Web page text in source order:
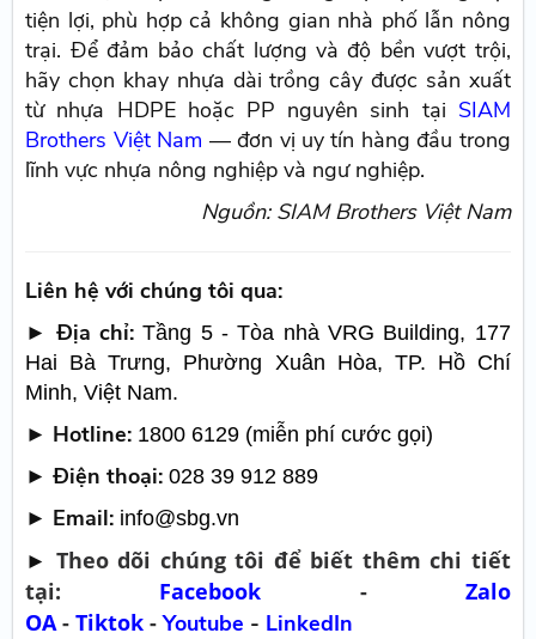
tiện lợi, phù hợp cả không gian nhà phố lẫn nông
trại. Để đảm bảo chất lượng và độ bền vượt trội,
hãy chọn khay nhựa dài trồng cây được sản xuất
từ nhựa HDPE hoặc PP nguyên sinh tại SIAM
Brothers Việt Nam — đơn vị uy tín hàng đầu trong
lĩnh vực nhựa nông nghiệp và ngư nghiệp.
Nguồn: SIAM Brothers Việt Nam
Liên hệ với chúng tôi qua:
► Địa chỉ:Tầng 5 - Tòa nhà VRG Building, 177
Hai Bà Trưng, Phường Xuân Hòa, TP. Hồ Chí
Minh, Việt Nam.
► Hotline: 1800 6129 (miễn phí cước gọi)
► Điện thoại: 028 39 912 889
► Email: info@sbg.vn
► Theo dõi chúng tôi để biết thêm chi tiết
tại:
Facebook - Zalo
OA-Tiktok - Youtube - LinkedIn